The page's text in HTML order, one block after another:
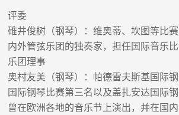
评委
碓井俊树（钢琴）：维奥蒂、坎图等比
内外管弦乐团的独奏家，担任国际音乐
乐团理事
奥村友美（钢琴）：帕德雷夫斯基国际
国际钢琴比赛第三名以及盖扎安达国际
曾在欧洲各地的音乐节上演出，并在国